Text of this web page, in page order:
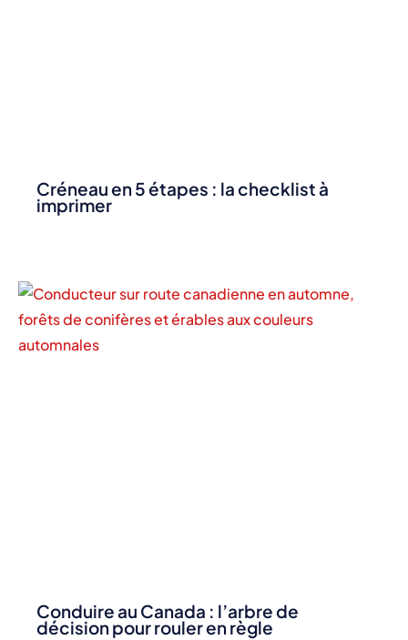
Créneau en 5 étapes : la checklist à
imprimer
Conduire au Canada : l’arbre de
décision pour rouler en règle